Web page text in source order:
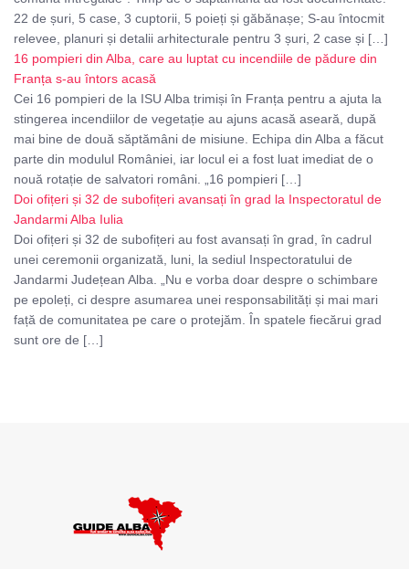
22 de șuri, 5 case, 3 cuptorii, 5 poieți și găbănașe; S-au întocmit
relevee, planuri și detalii arhitecturale pentru 3 șuri, 2 case și […]
16 pompieri din Alba, care au luptat cu incendiile de pădure din
Franța s-au întors acasă
Cei 16 pompieri de la ISU Alba trimiși în Franța pentru a ajuta la
stingerea incendiilor de vegetație au ajuns acasă aseară, după
mai bine de două săptămâni de misiune. Echipa din Alba a făcut
parte din modulul României, iar locul ei a fost luat imediat de o
nouă rotație de salvatori români. „16 pompieri […]
Doi ofițeri și 32 de subofițeri avansați în grad la Inspectoratul de
Jandarmi Alba Iulia
Doi ofițeri și 32 de subofițeri au fost avansați în grad, în cadrul
unei ceremonii organizată, luni, la sediul Inspectoratului de
Jandarmi Județean Alba. „Nu e vorba doar despre o schimbare
pe epoleți, ci despre asumarea unei responsabilități și mai mari
față de comunitatea pe care o protejăm. În spatele fiecărui grad
sunt ore de […]